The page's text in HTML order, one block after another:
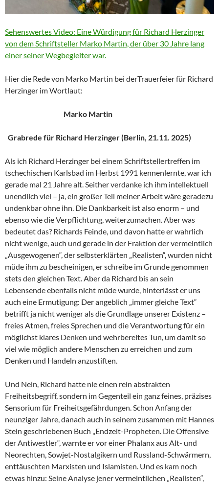
Sehenswertes Video: Eine Würdigung für Richard Herzinger
von dem Schriftsteller Marko Martin, der über 30 Jahre lang
einer seiner Wegbegleiter war.
Hier die Rede von Marko Martin bei derTrauerfeier für Richard
Herzinger im Wortlaut:
Marko Martin
Grabrede für Richard Herzinger (Berlin, 21.11. 2025)
Als ich Richard Herzinger bei einem Schriftstellertreffen im
tschechischen Karlsbad im Herbst 1991 kennenlernte, war ich
gerade mal 21 Jahre alt. Seither verdanke ich ihm intellektuell
unendlich viel – ja, ein großer Teil meiner Arbeit wäre geradezu
undenkbar ohne ihn. Die Dankbarkeit ist also enorm – und
ebenso wie die Verpflichtung, weiterzumachen. Aber was
bedeutet das? Richards Feinde, und davon hatte er wahrlich
nicht wenige, auch und gerade in der Fraktion der vermeintlich
„Ausgewogenen“, der selbsterklärten „Realisten“, wurden nicht
müde ihm zu bescheinigen, er schreibe im Grunde genommen
stets den gleichen Text. Aber da Richard bis an sein
Lebensende ebenfalls nicht müde wurde, hinterlässt er uns
auch eine Ermutigung: Der angeblich „immer gleiche Text“
betrifft ja nicht weniger als die Grundlage unserer Existenz –
freies Atmen, freies Sprechen und die Verantwortung für ein
möglichst klares Denken und wehrbereites Tun, um damit so
viel wie möglich andere Menschen zu erreichen und zum
Denken und Handeln anzustiften.
Und Nein, Richard hatte nie einen rein abstrakten
Freiheitsbegriff, sondern im Gegenteil ein ganz feines, präzises
Sensorium für Freiheitsgefährdungen. Schon Anfang der
neunziger Jahre, danach auch in seinem zusammen mit Hannes
Stein geschriebenen Buch „Endzeit-Propheten. Die Offensive
der Antiwestler“, warnte er vor einer Phalanx aus Alt- und
Neorechten, Sowjet-Nostalgikern und Russland-Schwärmern,
enttäuschten Marxisten und Islamisten. Und es kam noch
etwas hinzu: Seine Analyse jener vermeintlichen „Realisten“,